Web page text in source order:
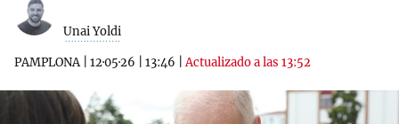
Unai Yoldi
PAMPLONA| 12·05·26 13:46 |Actualizado a las 13:52